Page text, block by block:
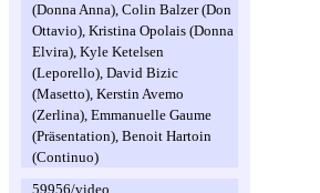
(Donna Anna), Colin Balzer (Don
Ottavio), Kristina Opolais (Donna
Elvira), Kyle Ketelsen
(Leporello), David Bizic
(Masetto), Kerstin Avemo
(Zerlina), Emmanuelle Gaume
(Präsentation), Benoit Hartoin
(Continuo)
59956/video